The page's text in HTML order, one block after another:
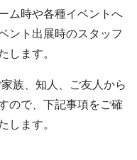
ム時や各種イベントへ
ント出展時のスタッフ
ます。
族、知人、ご友人から
ので、下記事項をご確
ます。